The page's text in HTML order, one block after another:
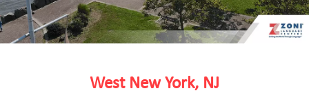
West New York, NJ